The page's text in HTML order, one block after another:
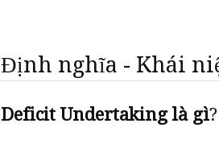
Định nghĩa - Khái
Deficit Undertaking là gì?